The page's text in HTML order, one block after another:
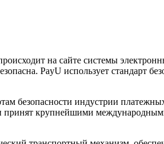
на сайте системы
PayU использует стандарт
безопасности индустрии
принят крупнейшими